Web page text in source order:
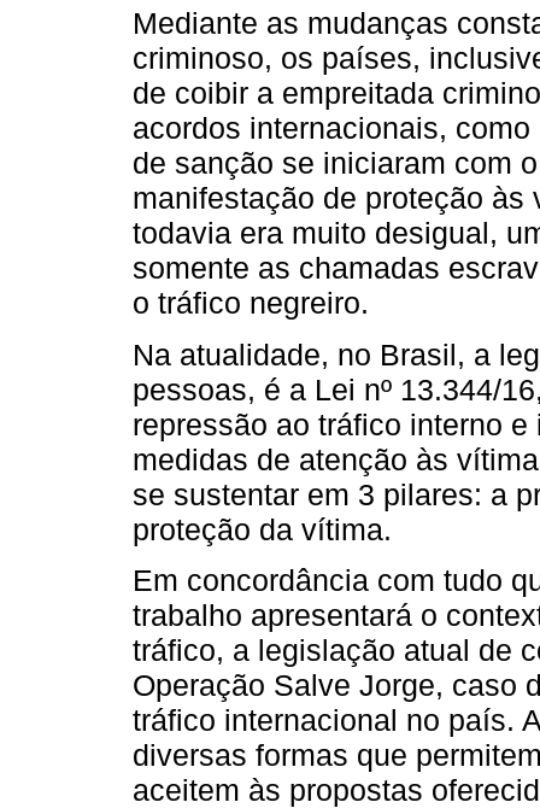
Mediante as mudanças
criminoso, os países,
de coibir a empreitada
acordos internacionais,
de sanção se iniciaram com
manifestação de proteção
todavia era muito desigual,
somente as chamadas
o tráfico negreiro.
Na atualidade, no Brasil, a
pessoas, é a Lei nº 13.344/
repressão ao tráfico interno
medidas de atenção às
se sustentar em 3 pilares: a
proteção da vítima.
Em concordância com tudo
trabalho apresentará o
tráfico, a legislação atual de
Operação Salve Jorge, caso
tráfico internacional no país.
diversas formas que
aceitem às propostas